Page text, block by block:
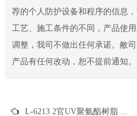
荐的个人防护设备和程序的信息
工艺、施工条件的不同，产品使
调整，我司不做出任何承诺。敝
产品有任何改动，恕不提前通知。